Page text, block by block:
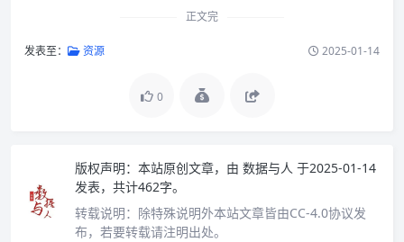
正文完
发表至： 资源 2025-01-14
0
版权声明： 本站原创文章，由 数据与人 于2025-01-14
发表，共计462字。
转载说明： 除特殊说明外本站文章皆由CC-4.0协议发
布，若要转载请注明出处。